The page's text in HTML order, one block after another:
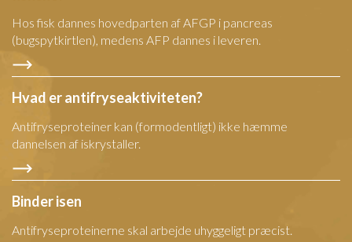
Hos fisk dannes hovedparten af AFGP i pancreas
(bugspytkirtlen), medens AFP dannes i leveren.
Hvad er antifryseaktiviteten?
Antifryseproteiner kan (formodentligt) ikke hæmme
dannelsen af iskrystaller.
Binder isen
Antifryseproteinerne skal arbejde uhyggeligt præcist.